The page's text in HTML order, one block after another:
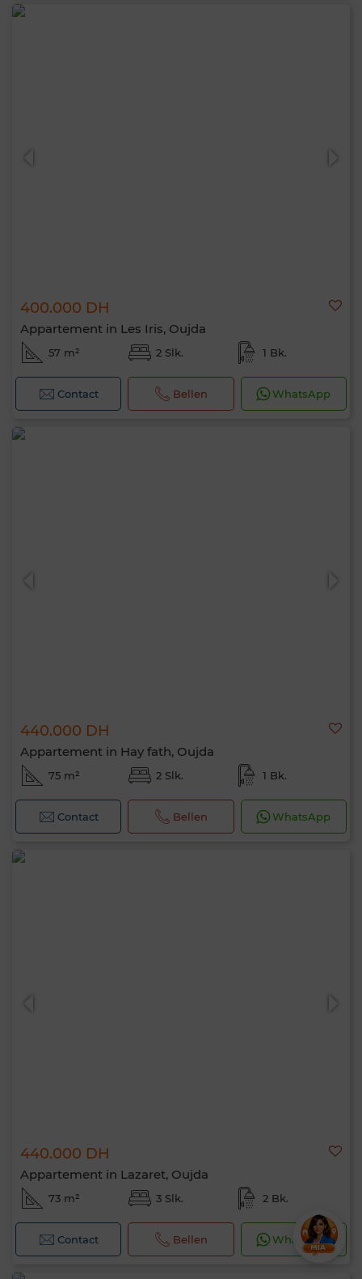
400.000 DH
Appartement in Les Iris, Oujda
57 m² 2 Slk. 1 Bk.
Contact Bellen WhatsApp
440.000 DH
Appartement in Hay fath, Oujda
75 m² 2 Slk. 1 Bk.
Contact Bellen WhatsApp
440.000 DH
Appartement in Lazaret, Oujda
73 m² 3 Slk. 2 Bk.
Contact Bellen WhatsApp